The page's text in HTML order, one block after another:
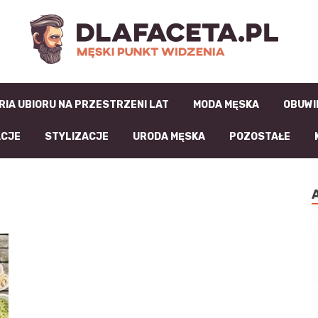
UBIORU NA PRZESTRZENI LAT MODA MĘSKA
STYLIZACJE URODA MĘSKA POZOSTAŁE